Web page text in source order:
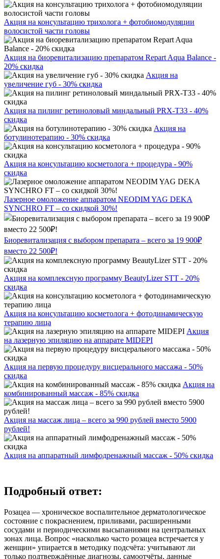
Акция на консультацию трихолога + фотобиомодуляции
волосистой части головы
Акция на биоревитализацию препаратом Repart Aqua Balance -
20% скидка
Акция на
увеличение губ - 30% скидка
Акция на пилинг ретиноловый миндальный PRX-T33 - 40%
скидка
Акция на
ботулинотерапию - 30% скидка
Акция на консультацию косметолога + процедура - 90%
скидка
Лазерное омоложение аппаратом NEODIM YAG DEKA
SYNCHRO FT – со скидкой 30%!
Биоревитализация с выбором препарата – всего за 19 900₽
вместо 22 500₽!
Акция на комплексную программу BeautyLizer STT - 20%
скидка
Акция на консультацию косметолога + фотодинамическую
терапию лица
Акция
на лазерную эпиляцию на аппарате MIDEPI
Акция на первую процедуру висцерального массажа - 50%
скидка
Акция на
комбинированный массаж - 85% скидка
Акция на массаж лица – всего за 990 рублей вместо 5900
рублей!
Акция на аппаратный лимфодренажный массаж - 50% скидка
Подробный ответ:
Розацеа — хроническое воспалительное дерматологическое
состояние с покраснением, приливами, расширенными
сосудами и периодическими высыпаниями на центральных
зонах лица. Вопрос «насколько часто розацеа встречается у
женщин» упирается в методику подсчёта: учитывают ли
только подтверждённые диагнозы, самоотчёты, данные